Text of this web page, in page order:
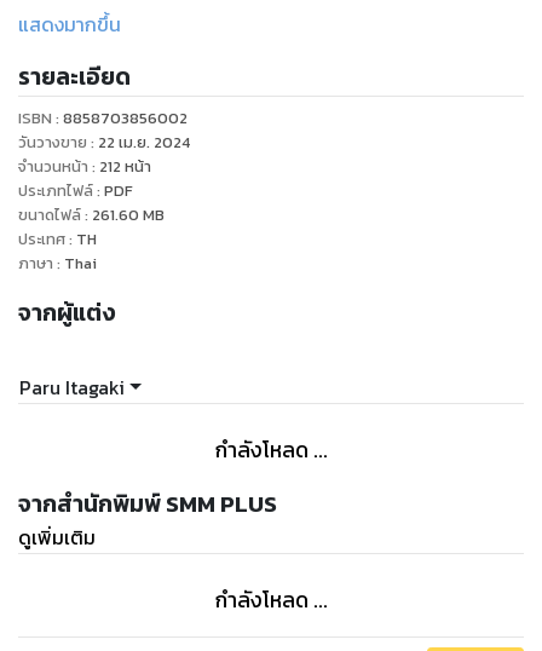
“การเรียนการสอนที่มีบาดแผลทางใจเป็นศูนย์” ได้เกิดเหตุ
นักเรียนหญิงคนหนึ่งหายตัวไป
ทั้งที่ไม่ได้ทำการค้นหาอย่างถึงที่สุด แต่กลับบอกว่าตายไปแล้ว ฟุยุ
มุระ ชิโอริ ที่เกิดความสงสัยจึงขอความร่วมมือจากเด็กหนุ่มคน
หนึ่งเพื่อทำการค้นหา ชื่อของเด็กหนุ่มคนนั้นคือ ซันดะ คาสึชิเงะ
เธอเชื่อมั่นในพลังของ “คำสาป” ที่เขาซุกซ่อนเอาไว้
แสดงมากขึ้น
รายละเอียด
ISBN : 8858703856002
วันวางขาย : 22 เม.ย. 2024
จำนวนหน้า : 212 หน้า
ประเภทไฟล์: PDF
ขนาดไฟล์: 261.60 MB
ประเทศ: TH
ภาษา : Thai
จากผู้แต่ง
Paru Itagaki
กำลังโหลด ...
จากสำนักพิมพ์ SMM PLUS
ดูเพิ่มเติม
กำลังโหลด ...